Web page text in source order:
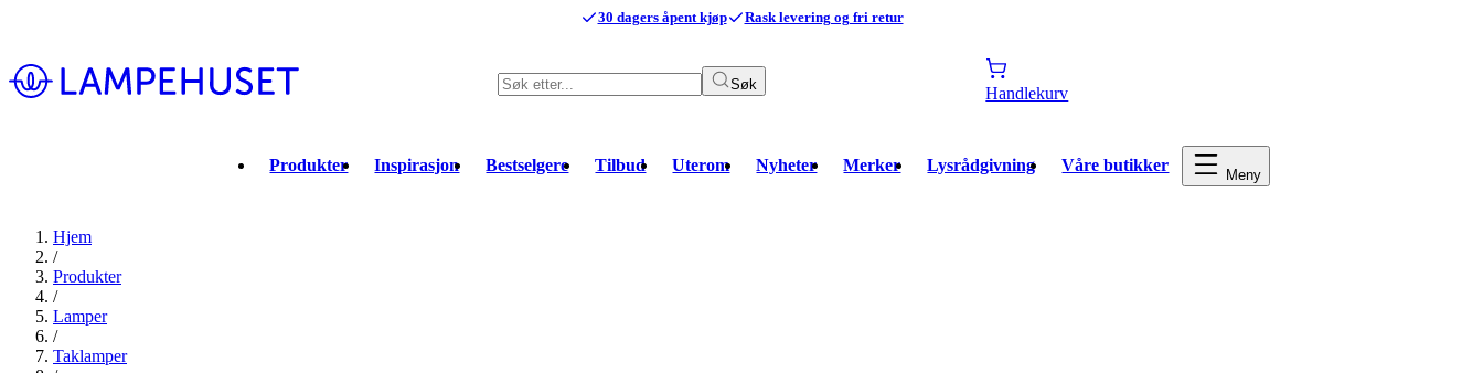
30 dagers åpent kjøp Rask levering og fri retur
Søk Handlekurv
Produkter Inspirasjon Bestselgere Tilbud Uterom Nyheter Merker Lysrådgivning Våre butikker Meny
Hjem
/
Produkter
/
Lamper
/
Taklamper